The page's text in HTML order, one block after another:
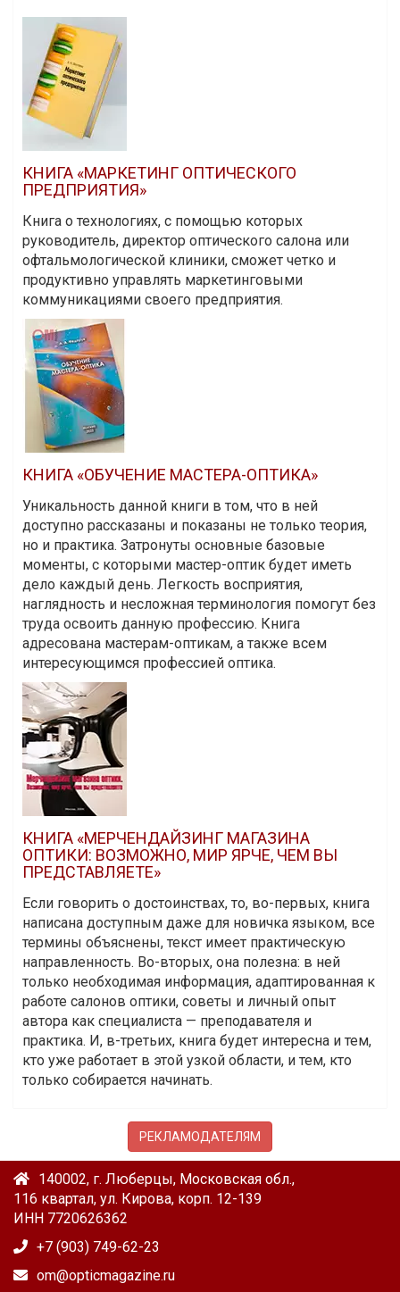
КНИГА «МАРКЕТИНГ ОПТИЧЕСКОГО
ПРЕДПРИЯТИЯ»
Книга о технологиях, с помощью которых
руководитель, директор оптического салона или
офтальмологической клиники, сможет четко и
продуктивно управлять маркетинговыми
коммуникациями своего предприятия.
КНИГА «ОБУЧЕНИЕ МАСТЕРА-ОПТИКА»
Уникальность данной книги в том, что в ней
доступно рассказаны и показаны не только теория,
но и практика. Затронуты основные базовые
моменты, с которыми мастер-оптик будет иметь
дело каждый день. Легкость восприятия,
наглядность и несложная терминология помогут без
труда освоить данную профессию. Книга
адресована мастерам-оптикам, а также всем
интересующимся профессией оптика.
КНИГА «МЕРЧЕНДАЙЗИНГ МАГАЗИНА
ОПТИКИ: ВОЗМОЖНО, МИР ЯРЧЕ, ЧЕМ ВЫ
ПРЕДСТАВЛЯЕТЕ»
Если говорить о достоинствах, то, во-первых, книга
написана доступным даже для новичка языком, все
термины объяснены, текст имеет практическую
направленность. Во-вторых, она полезна: в ней
только необходимая информация, адаптированная к
работе салонов оптики, советы и личный опыт
автора как специалиста — преподавателя и
практика. И, в-третьих, книга будет интересна и тем,
кто уже работает в этой узкой области, и тем, кто
только собирается начинать.
РЕКЛАМОДАТЕЛЯМ
140002, г. Люберцы, Московская обл.,
116 квартал, ул. Кирова, корп. 12-139
ИНН 7720626362
+7 (903) 749-62-23
om@opticmagazine.ru